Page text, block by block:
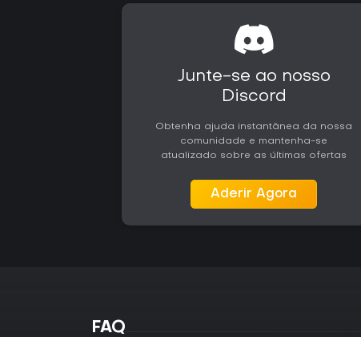
Junte-se ao nosso
Discord
Obtenha ajuda instantânea da nossa
comunidade e mantenha-se
atualizado sobre as últimas ofertas
Aderir Agora
FAQ